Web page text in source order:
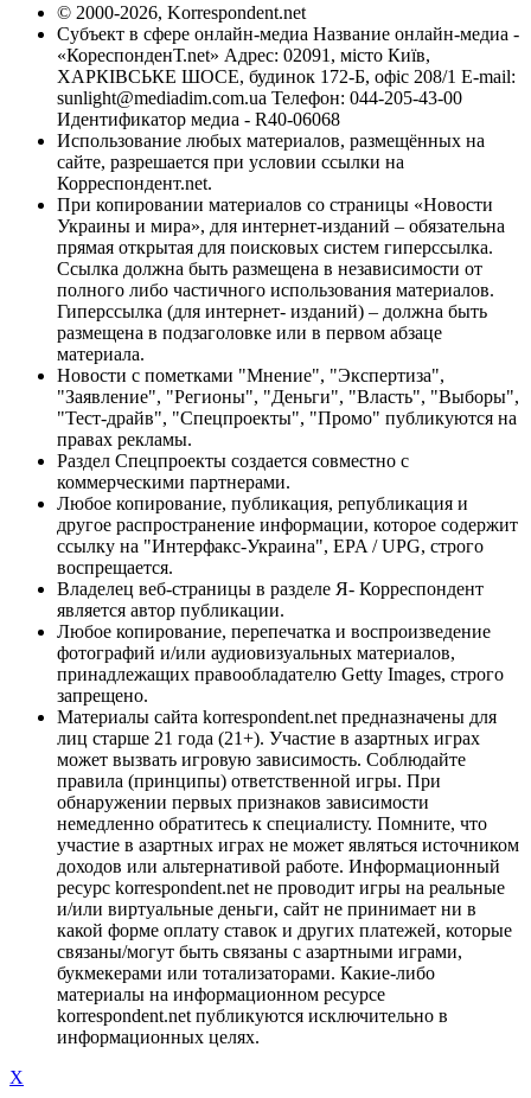
© 2000-2026, Korrespondent.net
Субъект в сфере онлайн-медиа Название онлайн-медиа -
«КореспонденТ.net» Адрес: 02091, місто Київ,
ХАРКІВСЬКЕ ШОСЕ, будинок 172-Б, офіс 208/1 E-mail:
sunlight@mediadim.com.ua Телефон: 044-205-43-00
Идентификатор медиа - R40-06068
Использование любых материалов, размещённых на
сайте, разрешается при условии ссылки на
Корреспондент.net.
При копировании материалов со страницы «Новости
Украины и мира», для интернет-изданий – обязательна
прямая открытая для поисковых систем гиперссылка.
Ссылка должна быть размещена в независимости от
полного либо частичного использования материалов.
Гиперссылка (для интернет- изданий) – должна быть
размещена в подзаголовке или в первом абзаце
материала.
Новости с пометками "Мнение", "Экспертиза",
"Заявление", "Регионы", "Деньги", "Власть", "Выборы",
"Тест-драйв", "Спецпроекты", "Промо" публикуются на
правах рекламы.
Раздел Спецпроекты создается совместно с
коммерческими партнерами.
Любое копирование, публикация, републикация и
другое распространение информации, которое содержит
ссылку на "Интерфакс-Украина", EPA / UPG, строго
воспрещается.
Владелец веб-страницы в разделе Я- Корреспондент
является автор публикации.
Любое копирование, перепечатка и воспроизведение
фотографий и/или аудиовизуальных материалов,
принадлежащих правообладателю Getty Images, строго
запрещено.
Материалы сайта korrespondent.net предназначены для
лиц старше 21 года (21+). Участие в азартных играх
может вызвать игровую зависимость. Соблюдайте
правила (принципы) ответственной игры. При
обнаружении первых признаков зависимости
немедленно обратитесь к специалисту. Помните, что
участие в азартных играх не может являться источником
доходов или альтернативой работе. Информационный
ресурс korrespondent.net не проводит игры на реальные
и/или виртуальные деньги, сайт не принимает ни в
какой форме оплату ставок и других платежей, которые
связаны/могут быть связаны с азартными играми,
букмекерами или тотализаторами. Какие-либо
материалы на информационном ресурсе
korrespondent.net публикуются исключительно в
информационных целях.
X